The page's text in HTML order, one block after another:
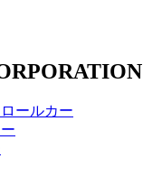
ールカー